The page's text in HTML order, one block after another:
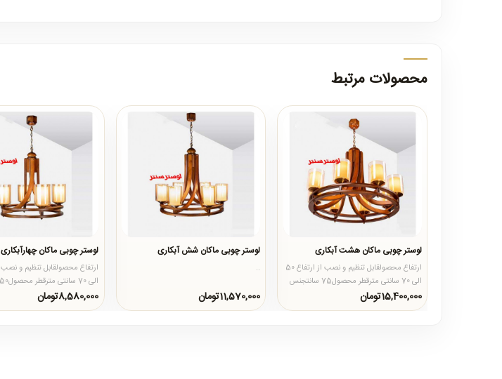
محصولات مرتبط
لوستر چوبی ماکان هشت آبکاری
ارتفاع محصولقابل تنظیم و نصب از ارتفاع 50
الی 70 سانتی مترقطر محصول75 سانتجنس
محصولبدنه از چوب روس د..
15,400,000تومان
لوستر چوبی ماکان شش آبکاری
..
11,570,000تومان
لوستر چوبی ماکان چهارآبکاری
محصولبدنه از چوب روس د..
8,580,000تومان